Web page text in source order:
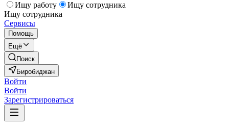
Ищу работу
Ищу сотрудника
Ищу сотрудника
Сервисы
Помощь
Ещё
Поиск
Биробиджан
Войти
Войти
Зарегистрироваться